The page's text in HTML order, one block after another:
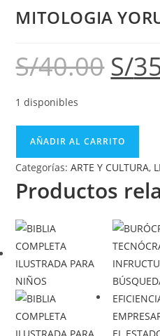
MITOLOGIA
S/40.00S/
1 disponibles
AÑADIR AL CARRITO
Categorías:ARTE Y CULTURA,
Productos